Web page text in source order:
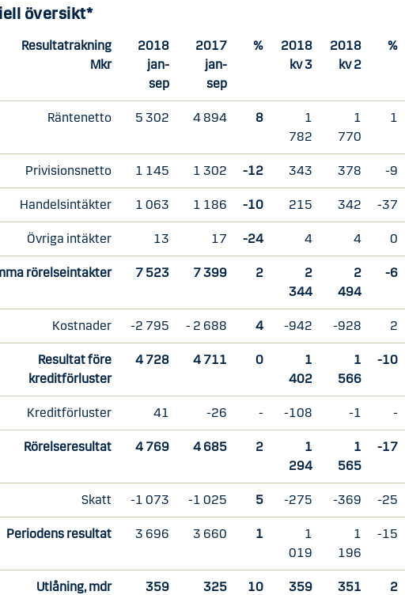
översikt*
Resultaträkning
Mkr
2018
jan-
sep
2017
jan-
sep
%
2018
kv 3
2018
kv 2
%
Räntenetto 5 302 4 894 8
1
782
1
770
1
Privisionsnetto 1 145 1 302 -12 343 378 -9
Handelsintäkter 1 063 1 186 -10 215 342 -37
Övriga intäkter 13 17 -24 4 4 0
rörelseintäkter 7 523 7 399 2
2
344
2
494
-6
Kostnader -2 795 - 2 688 4 -942 -928 2
Resultat före
kreditförluster
4 728 4 711 0
1
402
1
566
-10
Kreditförluster 41 -26 - -108 -1 -
Rörelseresultat 4 769 4 685 2
1
294
1
565
-17
Skatt -1 073 -1 025 5 -275 -369 -25
Periodens resultat 3 696 3 660 1
1
019
1
196
-15
Utlåning, mdr 359 325 10 359 351 2